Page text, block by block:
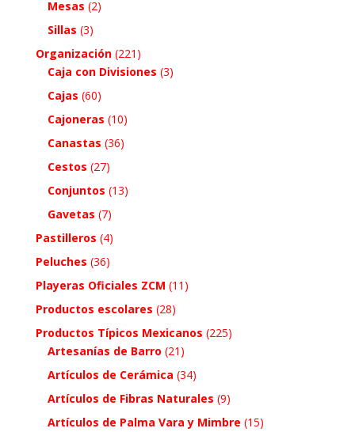
Mesas (2)
Sillas (3)
Organización (221)
Caja con Divisiones (3)
Cajas (60)
Cajoneras (10)
Canastas (36)
Cestos (27)
Conjuntos (13)
Gavetas (7)
Pastilleros (4)
Peluches (36)
Playeras Oficiales ZCM (11)
Productos escolares (28)
Productos Típicos Mexicanos (225)
Artesanías de Barro (21)
Artículos de Cerámica (34)
Artículos de Fibras Naturales (9)
Artículos de Palma Vara y Mimbre (15)